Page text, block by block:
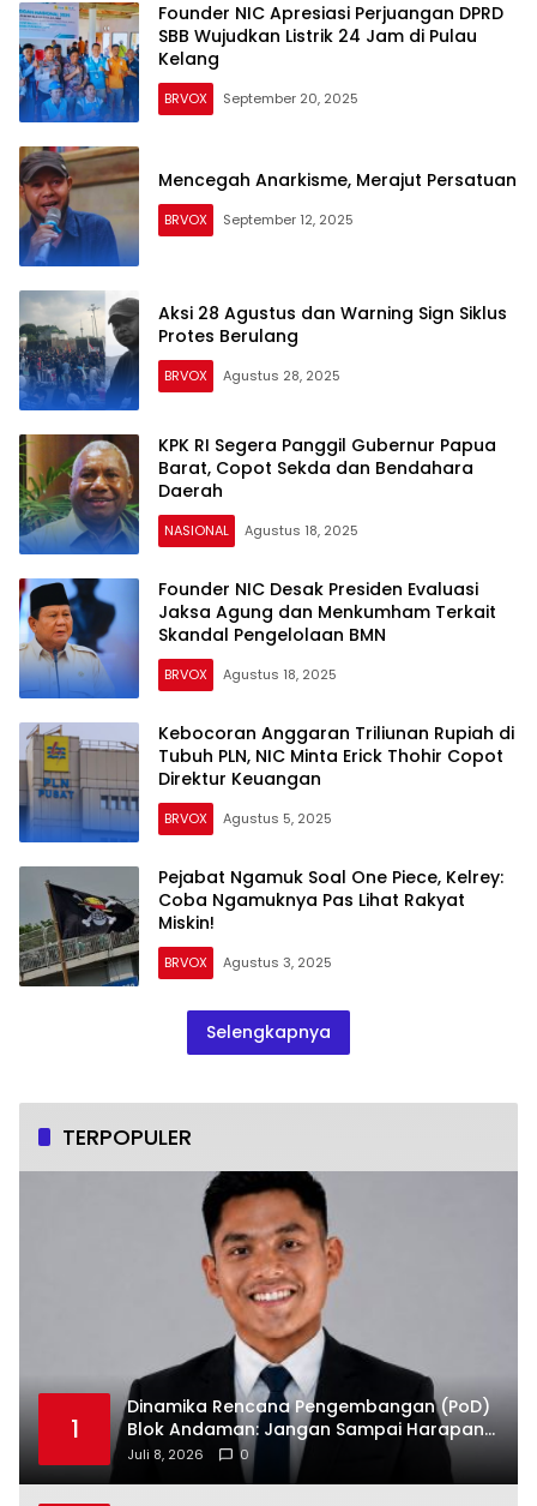
Founder NIC Apresiasi Perjuangan DPRD
SBB Wujudkan Listrik 24 Jam di Pulau
Kelang
BRVOX September 20, 2025
Mencegah Anarkisme, Merajut Persatuan
BRVOX September 12, 2025
Aksi 28 Agustus dan Warning Sign Siklus
Protes Berulang
BRVOX Agustus 28, 2025
KPK RI Segera Panggil Gubernur Papua
Barat, Copot Sekda dan Bendahara
Daerah
NASIONAL Agustus 18, 2025
Founder NIC Desak Presiden Evaluasi
Jaksa Agung dan Menkumham Terkait
Skandal Pengelolaan BMN
BRVOX Agustus 18, 2025
Kebocoran Anggaran Triliunan Rupiah di
Tubuh PLN, NIC Minta Erick Thohir Copot
Direktur Keuangan
BRVOX Agustus 5, 2025
Pejabat Ngamuk Soal One Piece, Kelrey:
Coba Ngamuknya Pas Lihat Rakyat
Miskin!
BRVOX Agustus 3, 2025
Selengkapnya
TERPOPULER
1
Dinamika Rencana Pengembangan (PoD)
Blok Andaman: Jangan Sampai Harapan
Investasi Aceh Tersandera
Juli 8, 2026 0